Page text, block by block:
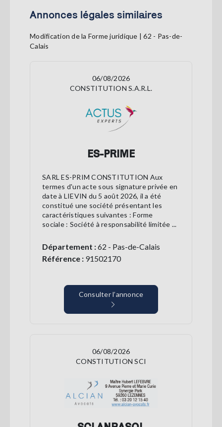
Annonces légales similaires
Modification de la Forme juridique | 62 - Pas-de-
Calais
06/08/2026
CONSTITUTION S.A.R.L.
ES-PRIME
SARL ES-PRIM CONSTITUTION Aux
termes d'un acte sous signature privée en
date à LIEVIN du 5 août 2026, il a été
constitué une société présentant les
caractéristiques suivantes : Forme
sociale : Société à responsabilité limitée ...
Département :62 - Pas-de-Calais
Référence : 91502170
Consulter l’annonce
06/08/2026
CONSTITUTION SCI